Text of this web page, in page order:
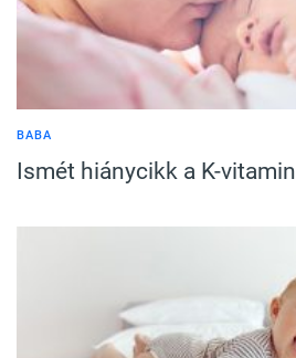
BABA
Ismét hiánycikk a K-vitamin